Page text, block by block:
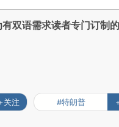
双语需求读者专门订制
关注 #特朗普